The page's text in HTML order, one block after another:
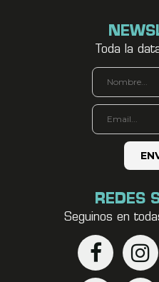
Toda la
REDES
Seguinos en